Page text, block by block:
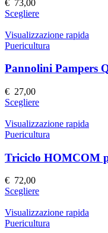
€ 73,00
ScegliereQuesto
ha
più
Le
scelte
nella
pagina
del
prodotto
Visualizzazione rapida
Puericultura
Pannolini Pampers
€ 27,00
ScegliereQuesto
ha
più
Le
opzioni
scelte
nella
pagina
del
Visualizzazione rapida
Puericultura
Triciclo HOMCOM
€ 72,00
ScegliereQuesto
ha
più
Visualizzazione rapida
Puericultura